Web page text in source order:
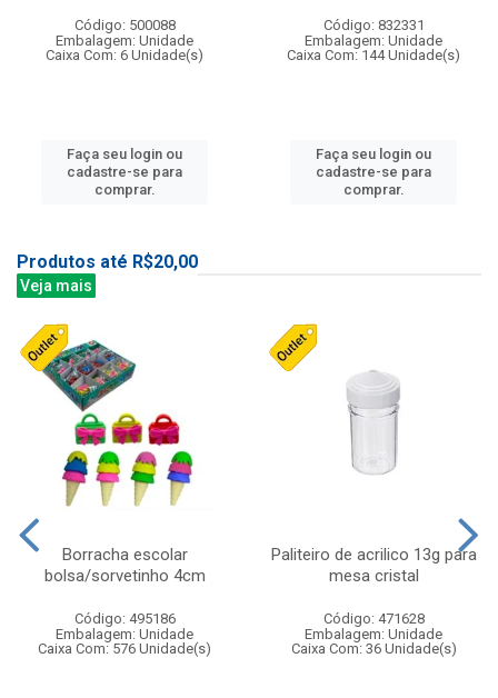
Código: 500088
Embalagem: Unidade
Caixa Com: 6 Unidade(s)
Faça seu login ou
cadastre-se para
comprar.
Código: 832331
Embalagem: Unidade
Caixa Com: 144 Unidade(s)
Faça seu login ou
cadastre-se para
comprar.
Produtos até R$20,00
Veja mais
Borracha escolar
bolsa/sorvetinho 4cm
Código: 495186
Embalagem: Unidade
Caixa Com: 576 Unidade(s)
Paliteiro de acrilico 13g para
mesa cristal
Código: 471628
Embalagem: Unidade
Caixa Com: 36 Unidade(s)